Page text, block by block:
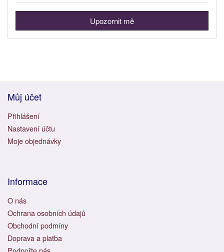
Upozornit mě
Můj účet
Přihlášení
Nastavení účtu
Moje objednávky
Informace
O nás
Ochrana osobních údajů
Obchodní podmíny
Doprava a platba